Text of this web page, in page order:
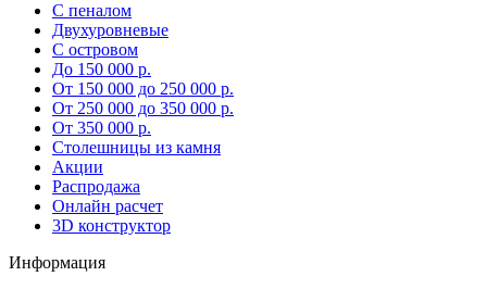
С пеналом
Двухуровневые
С островом
До 150 000 р.
От 150 000 до 250 000 р.
От 250 000 до 350 000 р.
От 350 000 р.
Столешницы из камня
Акции
Распродажа
Онлайн расчет
3D конструктор
Информация